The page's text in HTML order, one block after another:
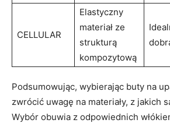
CELLULAR
Elastyczny
materiał ze
strukturą
kompozytową
Podsumowując, wybierając buty na
zwrócić ‍uwagę na materiały, z jakich
Wybór⁢ obuwia z ​odpowiednich